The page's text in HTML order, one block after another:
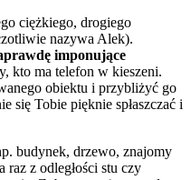
ciężkiego, drogiego
nazywa Alek).
imponujące
kto ma telefon w kieszeni.
obiektu i przybliżyć go
się Tobie pięknie spłaszczać i
budynek, drzewo, znajomy
z odległości stu czy